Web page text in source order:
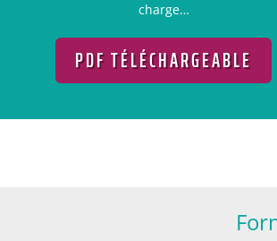
charge…
PDF TÉLÉCHARGEABLE